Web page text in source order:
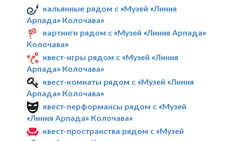
кальянные рядом с «Музей «Линия
Арпада» Колочава»
картинги рядом с «Музей «Линия Арпада»
Колочава»
квест-игры рядом с «Музей «Линия
Арпада» Колочава»
квест-комнаты рядом с «Музей «Линия
Арпада» Колочава»
квест-перформансы рядом с «Музей
«Линия Арпада» Колочава»
квест-пространства рядом с «Музей